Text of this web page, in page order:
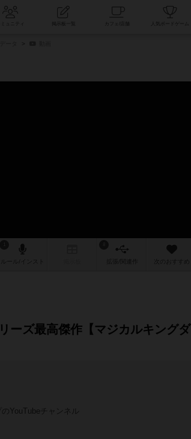
コミュニティ
作 次のおすすめ
ーズ最高傑作【マジカルキングダ
YouTubeチャンネル